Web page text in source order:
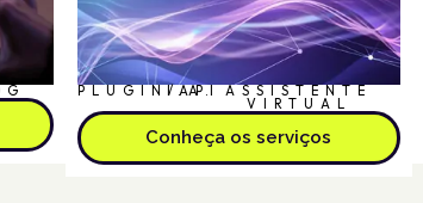
PLUGIN/API
I.A. ASSISTENTE
VIRTUAL
Conheça os serviços